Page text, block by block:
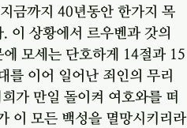
금까지 40년동안 한가지 목
이 상황에서 르우벤과 갓의
모세는 단호하게 14절과 15
를 이어 일어난 죄인의 무리
가 만일 돌이켜 여호와를 떠
이 모든 백성을 멸망시키리라